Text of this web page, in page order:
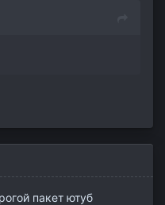
пакет ютуб